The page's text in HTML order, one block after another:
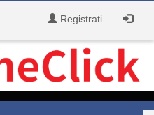
Registrati